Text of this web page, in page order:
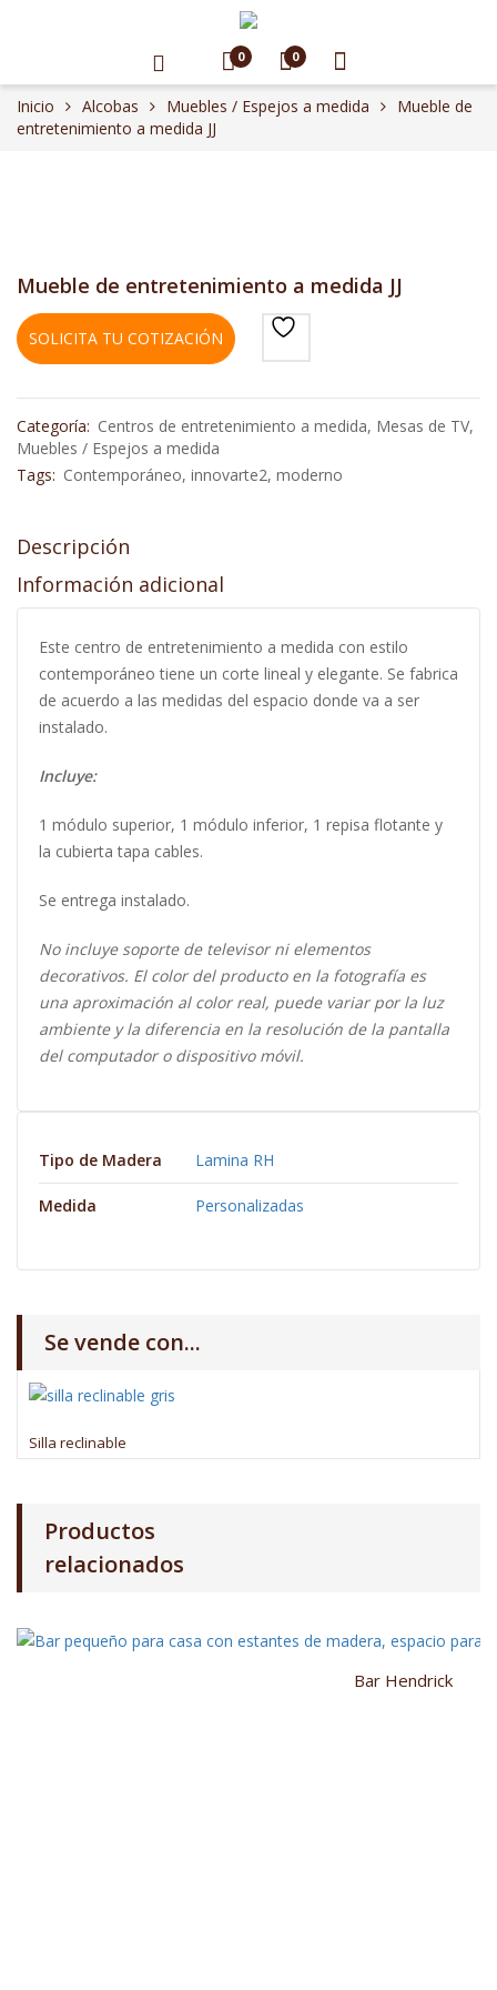
0 0
Inicio Alcobas Muebles / Espejos a medida
Mueble de
entretenimiento a medida JJ
Mueble de entretenimiento a medida JJ
SOLICITA TU COTIZACIÓN
Categoría: Centros de entretenimiento a medida, Mesas de TV,
Muebles / Espejos a medida
Tags: Contemporáneo, innovarte2, moderno
Descripción
Información adicional
Este centro de entretenimiento a medida con estilo
contemporáneo tiene un corte lineal y elegante. Se fabrica
de acuerdo a las medidas del espacio donde va a ser
instalado.
Incluye:
1 módulo superior, 1 módulo inferior, 1 repisa flotante y
la cubierta tapa cables.
Se entrega instalado.
No incluye soporte de televisor ni elementos
decorativos. El color del producto en la fotografía es
una aproximación al color real, puede variar por la luz
ambiente y la diferencia en la resolución de la pantalla
del computador o dispositivo móvil.
Tipo de Madera Lamina RH
Medida Personalizadas
Se vende con...
Silla reclinable
Productos
relacionados
Bar Hendrick